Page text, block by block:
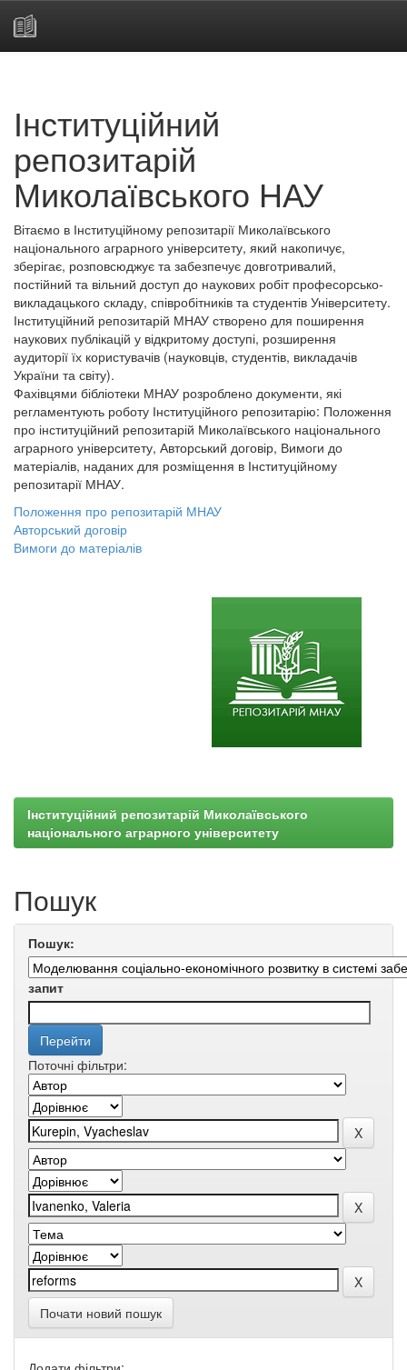
Інституційний
репозитарій
Миколаївського НАУ
Вітаємо в Інституційному репозитарії Миколаївського
національного аграрного університету, який накопичує,
зберігає, розповсюджує та забезпечує довготривалий,
постійний та вільний доступ до наукових робіт професорсько-
викладацького складу, співробітників та студентів Університету.
Інституційний репозитарій МНАУ створено для поширення
наукових публікацій у відкритому доступі, розширення
аудиторії їх користувачів (науковців, студентів, викладачів
України та світу).
Фахівцями бібліотеки МНАУ розроблено документи, які
регламентують роботу Інституційного репозитарію: Положення
про інституційний репозитарій Миколаївського національного
аграрного університету, Авторський договір, Вимоги до
матеріалів, наданих для розміщення в Інституційному
репозитарії МНАУ.
Положення про репозитарій МНАУ
Авторський договір
Вимоги до матеріалів
Інституційний репозитарій Миколаївського
національного аграрного університету
Пошук
Пошук:
запит
Поточні фільтри:
Почати новий пошук